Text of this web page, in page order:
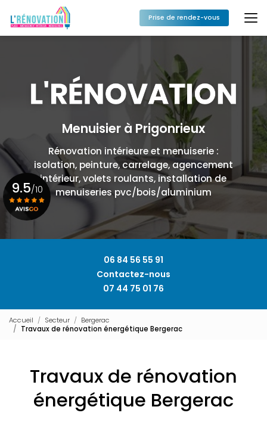
au
contenu
principal
Prise de rendez-vous
Menuisier à Prigonrieux
Rénovation intérieure et menuiserie :
isolation, peinture, carrelage, agencement
intérieur, volets roulants, installation de
menuiseries pvc/bois/aluminium
06 84 56 55 91
Contactez-nous
07 44 75 01 76
9.5/10
Accueil Secteur
Bergerac
Travaux de rénovation énergétique Bergerac
Travaux de rénovation
énergétique Bergerac